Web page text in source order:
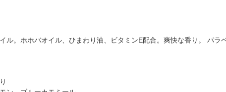
ル。ホホバオイル、ひまわり油、ビタミンE配合。爽快な香り。 パラ